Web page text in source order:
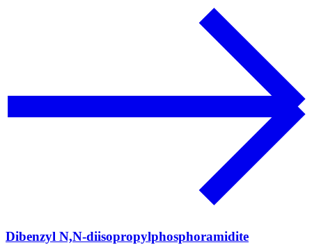
Dibenzyl N,N-diisopropylphosphoramidite